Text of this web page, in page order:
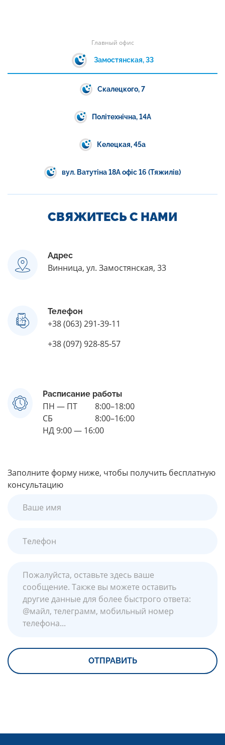
Главный офис
Замостянская, 33
Скалецкого, 7
Політехнічна, 14А
Келецкая, 45а
вул. Ватутіна 18А офіс 16 (Тяжилів)
СВЯЖИТЕСЬ C НАМИ
Адрес
Винница, ул. Замостянская, 33
Телефон
+38 (063) 291-39-11
+38 (097) 928-85-57
Расписание работы
ПН — ПТ
8:00–18:00
СБ
8:00–16:00
НД 9:00 — 16:00
Заполните форму ниже, чтобы получить бесплатную
консультацию